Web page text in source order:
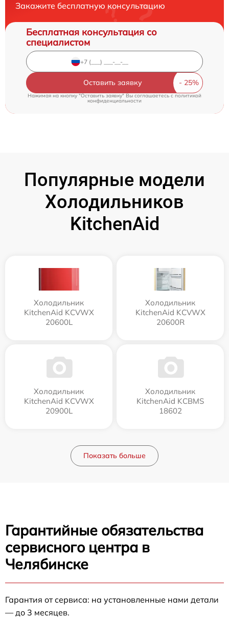
Закажите бесплатную консультацию
Бесплатная консультация со
специалистом
Оставить заявку
Нажимая на кнопку "Оставить заявку" Вы соглашаетесь cполитикой
конфиденциальности
Популярные модели
Холодильников
KitchenAid
Холодильник
KitchenAid KCVWX
20600L
Холодильник
KitchenAid KCVWX
20600R
Холодильник
KitchenAid KCVWX
20900L
Холодильник
KitchenAid KCBMS
18602
Показать больше
Гарантийные обязательства
сервисного центра в
Челябинске
Гарантия от сервиса: на установленные нами детали
— до 3 месяцев.